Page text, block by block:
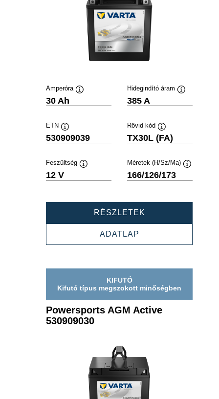
Amperóra
30 Ah
Hidegindító áram
385 A
ETN
Elemleírás
530909039
Rövid kód
Elemleírás
TX30L (FA)
Feszültség
12 V
Méretek (H/Sz/Ma)
166/126/173
RÉSZLETEK
ADATLAP
KIFUTÓ
Kifutó típus megszokott minőségben
Powersports AGM Active
530909030